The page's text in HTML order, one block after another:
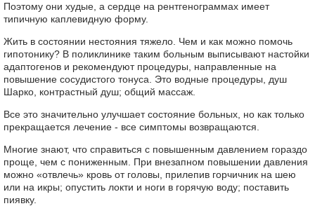
Поэтому они худые, а сердце на рентгенограммах имеет
типичную каплевидную форму.
Жить в состоянии нестояния тяжело. Чем и как можно помочь
гипотонику? В поликлинике таким больным выписывают настойки
адаптогенов и рекомендуют процедуры, направленные на
повышение сосудистого тонуса. Это водные процедуры, душ
Шарко, контрастный душ; общий массаж.
Все это значительно улучшает состояние больных, но как только
прекращается лечение - все симптомы возвращаются.
Многие знают, что справиться с повышенным давлением гораздо
проще, чем с пониженным. При внезапном повышении давления
можно «отвлечь» кровь от головы, прилепив горчичник на шею
или на икры; опустить локти и ноги в горячую воду; поставить
пиявку.